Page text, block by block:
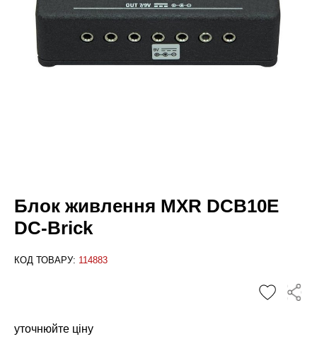
Блок живлення MXR DCB10E
DC-Brick
КОД ТОВАРУ: 114883
уточнюйте ціну